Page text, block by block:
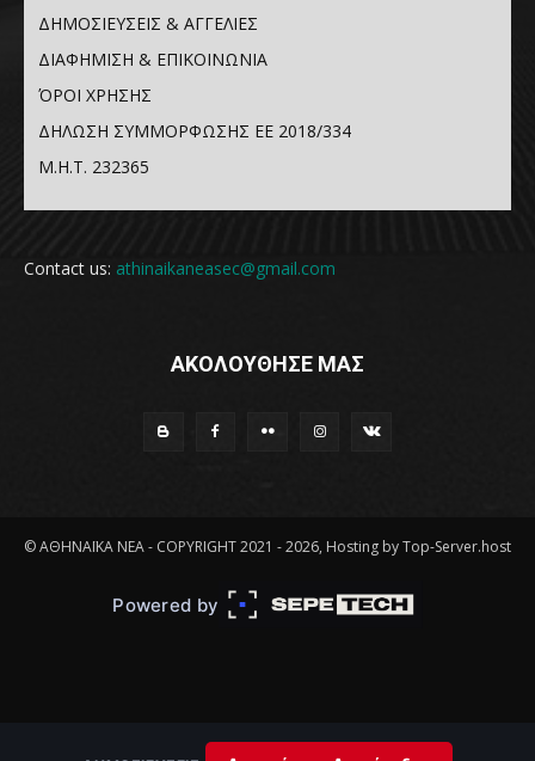
ΔΗΜΟΣΙΕΥΣΕΙΣ & ΑΓΓΕΛΙΕΣ
ΔΙΑΦΗΜΙΣΗ & ΕΠΙΚΟΙΝΩΝΙΑ
ΌΡΟΙ ΧΡΗΣΗΣ
ΔΗΛΩΣΗ ΣΥΜΜΟΡΦΩΣΗΣ ΕΕ 2018/334
Μ.Η.Τ. 232365
Contact us: athinaikaneasec@gmail.com
ΑΚΟΛΟΥΘΗΣΕ ΜΑΣ
© ΑΘΗΝΑΪΚΑ ΝΕΑ - COPYRIGHT 2021 - 2026, Hosting by Top-Server.host
Powered by